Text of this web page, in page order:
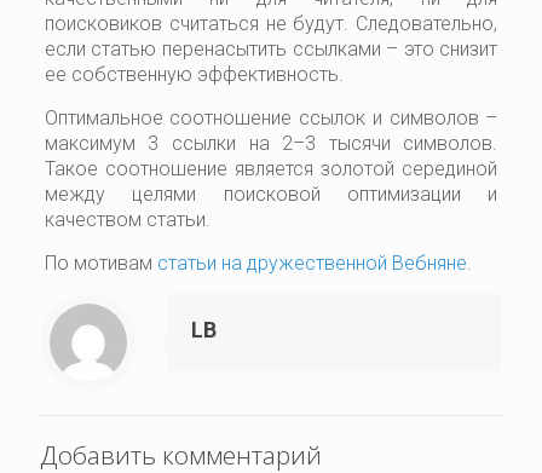
поисковиков считаться не будут. Следовательно,
если статью перенасытить ссылками – это снизит
ее собственную эффективность.
Оптимальное соотношение ссылок и символов –
максимум 3 ссылки на 2–3 тысячи символов.
Такое соотношение является золотой серединой
между целями поисковой оптимизации и
качеством статьи.
По мотивам статьи на дружественной Вебняне.
LB
Добавить комментарий